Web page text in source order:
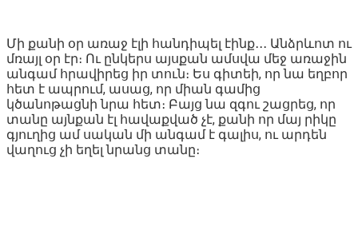
Մի քանի օր առաջ էլի հանդիպել էինք․․․ Անձրևոտ ու
մռայլ օր էր։ Ու ընկերս այսքան ամսվա մեջ առաջին
անգամ հրավիրեց իր տուն։ Ես գիտեի, որ նա եղբոր
հետ է ապրում, ասաց, որ միան գամից
կծանոթացնի նրա հետ։ Բայց նա զգու շացրեց, որ
տանը այնքան էլ հավաքված չէ, քանի որ մայ րիկը
գյուղից ամ սական մի անգամ է գալիս, ու արդեն
վաղուց չի եղել նրանց տանը։